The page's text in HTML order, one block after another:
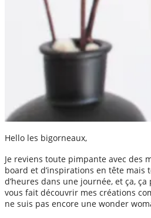
Hello les bigorneaux,
Je reviens toute pimpante avec des
board et d’inspirations en tête mais
d’heures dans une journée, et ça,
vous fait découvrir mes créations
ne suis pas encore une wonder